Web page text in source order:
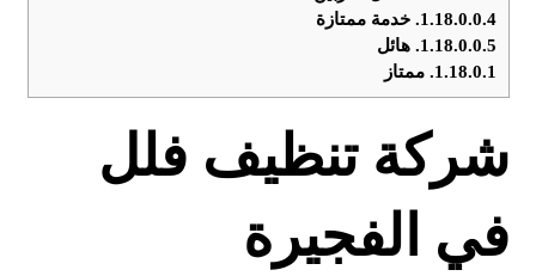
1.18.0.0.4. خدمة ممتازة
1.18.0.0.5. هائل
1.18.0.1. ممتاز
شركة تنظيف فلل
في الفجيرة